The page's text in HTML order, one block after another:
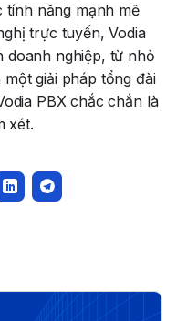
tính năng mạnh mẽ
trực tuyến, Vodia
doanh nghiệp, từ nhỏ
giải pháp tổng đài
PBXchắc chắn là
xét.